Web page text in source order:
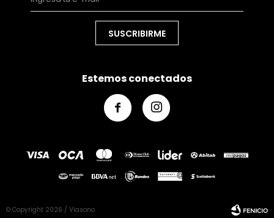
SUSCRIBIRME
Estemos conectados
 
© Copyright 2026 / Viasono